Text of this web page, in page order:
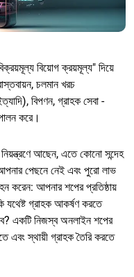
বিয়োগ ক্রয়মূল্য" দিয়ে
চলমান খরচ
বিপণন, গ্রাহক সেবা -
করে।
আছেন, এতে কোনো সন্দেহ
পেছনে নেই এবং পুরো লাভ
করেন: আপনার শপের প্রতিষ্ঠায়
যথেষ্ট গ্রাহক আকর্ষণ করতে
একটি নিজস্ব অনলাইন শপের
এবং স্থায়ী গ্রাহক তৈরি করতে